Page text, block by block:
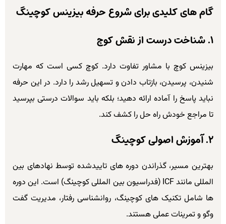
گام های کلیدی برای شروع حرفه بیزینس کوچینگ
۱. شناخت درست از نقش کوچ
بیزینس کوچ با مشاور تفاوت دارد. کوچ کسی است که مهارت
شنیدن، پرسیدن، بازتاب دادن و تسهیل رشد را دارد. در این حرفه
نباید پاسخ را آماده ارائه دهید؛ بلکه باید سوالات درستی بپرسید
تا مراجع خودش راه حل را کشف کند.
۲. آموزش اصولی کوچینگ
بهترین مسیر، گذراندن دوره های تاییدشده توسط نهادهای بین
المللی مانند ICF (فدراسیون بین المللی کوچینگ) است. این دوره
ها شامل تکنیک های کوچینگ، روانشناسی رفتار، مدیریت گفت
وگو و تمرینات عملی هستند.